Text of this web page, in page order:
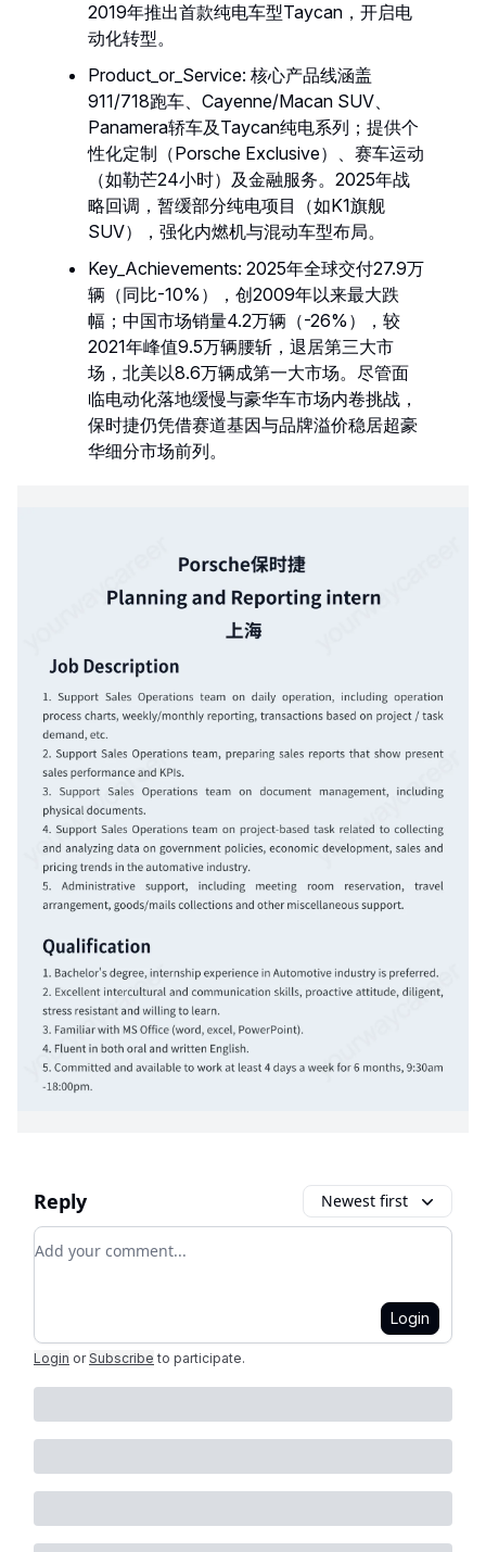
2019年推出首款纯电车型Taycan，开启电
动化转型。
Product_or_Service: 核心产品线涵盖
911/718跑车、Cayenne/Macan SUV、
Panamera轿车及Taycan纯电系列；提供个
性化定制（Porsche Exclusive）、赛车运动
（如勒芒24小时）及金融服务。2025年战
略回调，暂缓部分纯电项目（如K1旗舰
SUV），强化内燃机与混动车型布局。
Key_Achievements: 2025年全球交付27.9万
辆（同比-10%），创2009年以来最大跌
幅；中国市场销量4.2万辆（-26%），较
2021年峰值9.5万辆腰斩，退居第三大市
场，北美以8.6万辆成第一大市场。尽管面
临电动化落地缓慢与豪华车市场内卷挑战，
保时捷仍凭借赛道基因与品牌溢价稳居超豪
华细分市场前列。
Reply Newest first
Add your comment
Login
Login or Subscribe to participate.